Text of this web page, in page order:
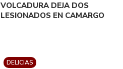
VOLCADURA DEJA DOS
LESIONADOS EN CAMARGO
DELICIAS